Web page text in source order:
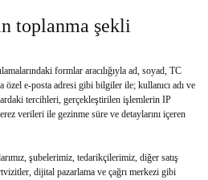
toplanma şekli
formlar aracılığıyla ad, soyad, TC
e-posta adresi gibi bilgiler ile; kullanıcı adı ve
tercihleri, gerçekleştirilen işlemlerin IP
verileri ile gezinme süre ve detaylarını içeren
şubelerimiz, tedarikçilerimiz, diğer satış
dijital pazarlama ve çağrı merkezi gibi